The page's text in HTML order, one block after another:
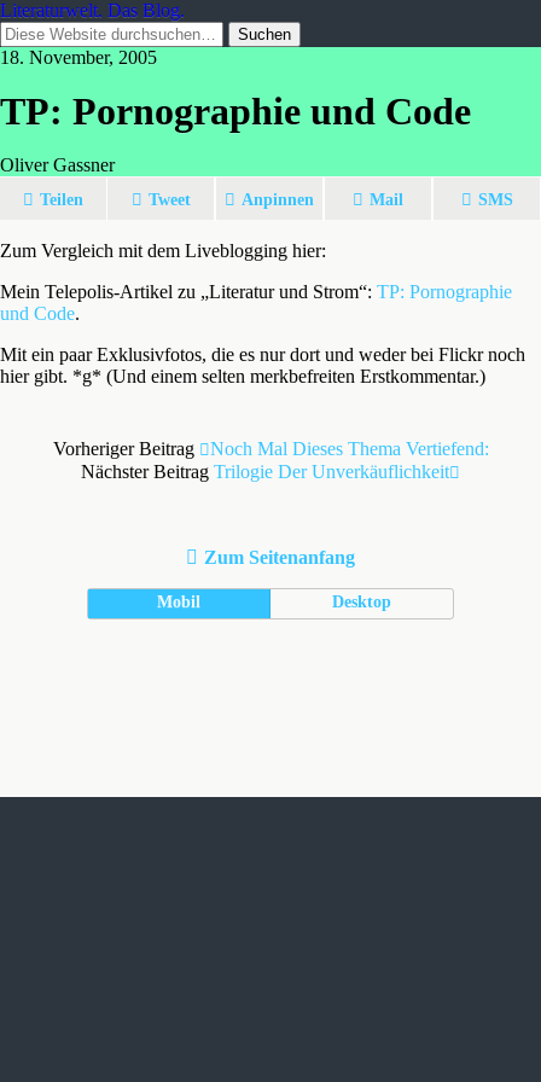
Literaturwelt. Das Blog.
18. November, 2005
TP: Pornographie und Code
Oliver Gassner
Teilen Tweet Anpinnen Mail SMS
Zum Vergleich mit dem Liveblogging hier:
Mein Telepolis-Artikel zu „Literatur und Strom“: TP: Pornographie
und Code.
Mit ein paar Exklusivfotos, die es nur dort und weder bei Flickr noch
hier gibt. *g* (Und einem selten merkbefreiten Erstkommentar.)
Vorheriger Beitrag
Noch Mal Dieses Thema Vertiefend:
Nächster Beitrag Trilogie Der Unverkäuflichkeit
Zum Seitenanfang
Mobil Desktop